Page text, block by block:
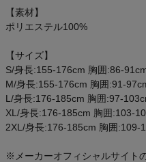
スポーツマリオTOP
お気に入り
ご利用ガイド
【素材】
ポリエステル100%
【サイズ】
S/身長:155-176cm 胸囲:86-
M/身長:155-176cm 胸囲:91-
L/身長:176-185cm 胸囲:97-
XL/身長:176-185cm 胸囲:103-
2XL/身長:176-185cm 胸囲:109-
※メーカーオフィシャルサイト